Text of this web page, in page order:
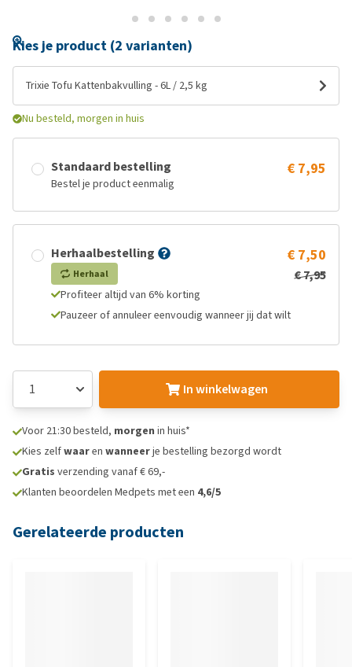
Kies je product (2 varianten)
Trixie Tofu Kattenbakvulling - 6L / 2,5 kg
Nu besteld, morgen in huis
Standaard bestelling
Bestel je product eenmalig
€ 7,95
Herhaalbestelling
Herhaal
€ 7,50
€ 7,95
Profiteer altijd van 6% korting
Pauzeer of annuleer eenvoudig wanneer jij dat wilt
In winkelwagen
Voor 21:30 besteld, morgen in huis*
Kies zelfwaaren wanneerje bestelling bezorgd wordt
Gratis verzending vanaf € 69,-
Klanten beoordelen Medpets met een 4,6/5
Gerelateerde producten